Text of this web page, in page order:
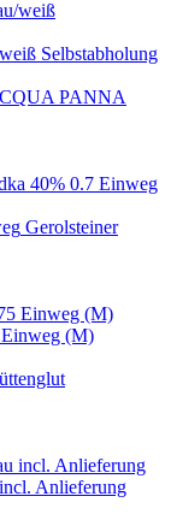
Selbstabholung
PANNA
40% 0.7 Einweg
Gerolsteiner
(M)
Anlieferung